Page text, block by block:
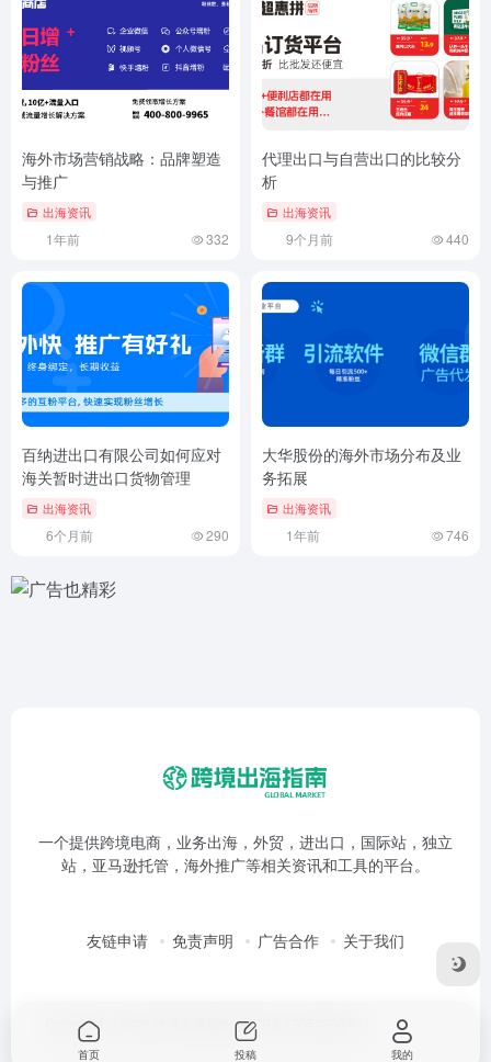
海外市场营销战略：品牌塑造
与推广
出海资讯
1年前 332
代理出口与自营出口的比较分
析
出海资讯
9个月前 440
百纳进出口有限公司如何应对
海关暂时进出口货物管理
出海资讯
6个月前 290
大华股份的海外市场分布及业
务拓展
出海资讯
1年前 746
一个提供跨境电商，业务出海，外贸，进出口，国际站，独立
站，亚马逊托管，海外推广等相关资讯和工具的平台。
友链申请 免责声明 广告合作 关于我们
Copyright © 2026 鲁ICP备17053280号-1
首页 投稿 我的